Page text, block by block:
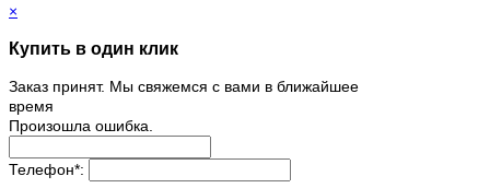
×
Купить в один клик
Заказ принят. Мы свяжемся с вами в ближайшее
время
Произошла ошибка.
Телефон*: